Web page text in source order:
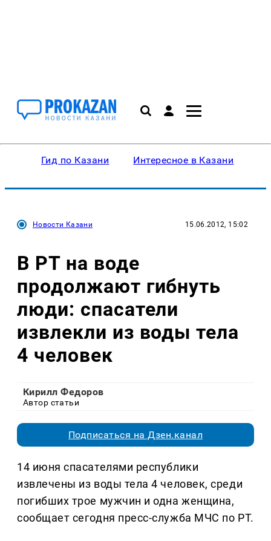
Гид по Казани Интересное в Казани
Новости Казани 15.06.2012, 15:02
В РТ на воде
продолжают гибнуть
люди: спасатели
извлекли из воды тела
4 человек
Кирилл Федоров
Автор статьи
Подписаться на Дзен.канал
14 июня спасателями республики
извлечены из воды тела 4 человек, среди
погибших трое мужчин и одна женщина,
сообщает сегодня пресс-служба МЧС по РТ.